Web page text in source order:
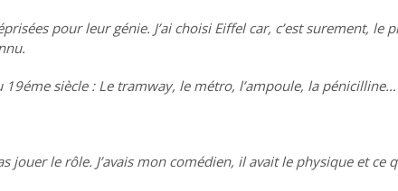
pour leur génie. J’ai choisi Eiffel car, c’est surement, le
siècle : Le tramway, le métro, l’ampoule, la pénicilline…
jouer le rôle. J’avais mon comédien, il avait le physique et ce